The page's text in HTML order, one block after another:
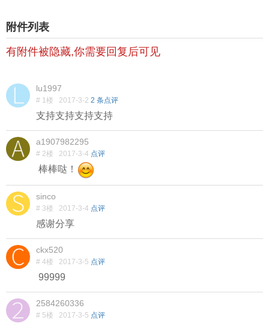
附件列表
有附件被隐藏,你需要回复后可见
lu1997
# 1楼 2017-3-2 2 条点评
支持支持支持支持
a1907982295
# 2楼 2017-3-4 点评
棒棒哒！
sinco
# 3楼 2017-3-4 点评
感谢分享
ckx520
# 4楼 2017-3-5 点评
99999
2584260336
# 5楼 2017-3-5 点评